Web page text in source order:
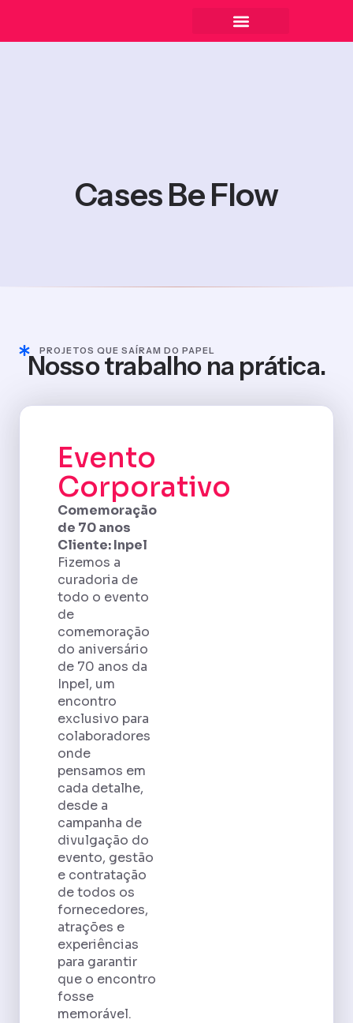
Cases Be Flow
PROJETOS QUE SAÍRAM DO PAPEL
Nosso trabalho na prática.
Evento
Corporativo
Comemoração
de 70 anos
Cliente: Inpel
Fizemos a
curadoria de
todo o evento
de
comemoração
do aniversário
de 70 anos da
Inpel, um
encontro
exclusivo para
colaboradores
onde
pensamos em
cada detalhe,
desde a
campanha de
divulgação do
evento, gestão
e contratação
de todos os
fornecedores,
atrações e
experiências
para garantir
que o encontro
fosse
memorável.